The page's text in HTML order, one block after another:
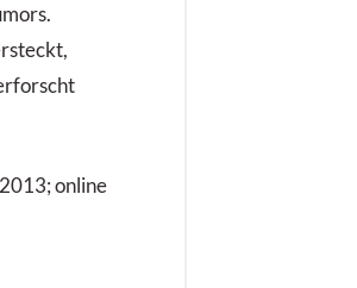
online